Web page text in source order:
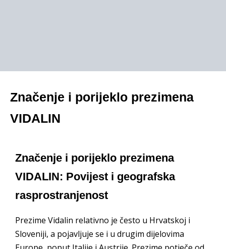
Značenje i porijeklo prezimena
VIDALIN
Značenje i porijeklo prezimena
VIDALIN: Povijest i geografska
rasprostranjenost
Prezime Vidalin relativno je često u Hrvatskoj i
Sloveniji, a pojavljuje se i u drugim dijelovima